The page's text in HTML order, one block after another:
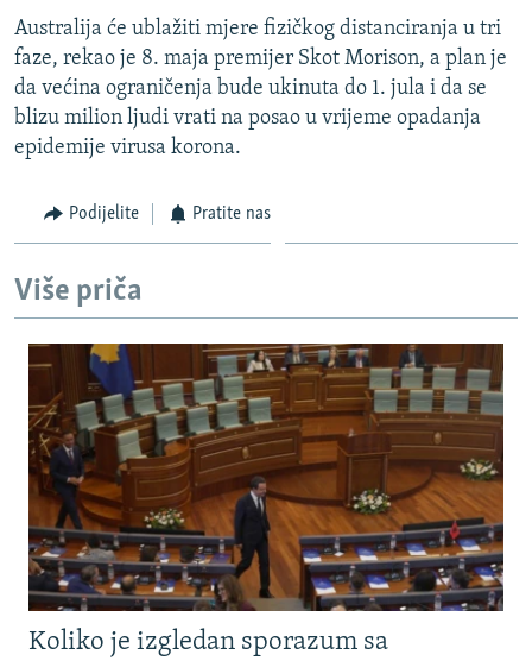
Australija će ublažiti mjere fizičkog distanciranja u tri
faze, rekao je 8. maja premijer Skot Morison, a plan je
da većina ograničenja bude ukinuta do 1. jula i da se
blizu milion ljudi vrati na posao u vrijeme opadanja
epidemije virusa korona.
Podijelite Pratite nas
Više priča
Koliko je izgledan sporazum sa